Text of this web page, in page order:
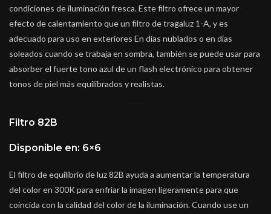
condiciones de iluminación fresca. Este filtro ofrece un mayor
efecto de calentamiento que un filtro de tragaluz 1-A, y es
adecuado para uso en exteriores En días nublados o en días
soleados cuando se trabaja en sombra, también se puede usar para
absorber el fuerte tono azul de un flash electrónico para obtener
tonos de piel más equilibrados y realistas.
Filtro 82B
Disponible en: 6×6
El filtro de equilibrio de luz 82B ayuda a aumentar la temperatura
del color en 300K para enfriar la imagen ligeramente para que
coincida con la calidad del color de la iluminación. Cuando use un